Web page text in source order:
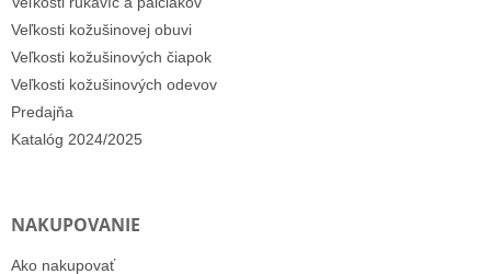
Veľkosti kožušinovej obuvi
Veľkosti kožušinových čiapok
Veľkosti kožušinových odevov
Predajňa
Katalóg 2024/2025
NAKUPOVANIE
Ako nakupovať